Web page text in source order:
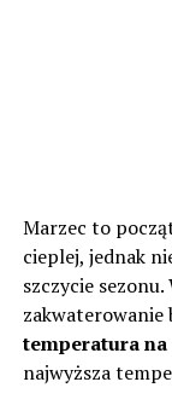
Marzec to
cieplej, jednak
szczycie
zakwaterowanie
temperatura
najwyższa